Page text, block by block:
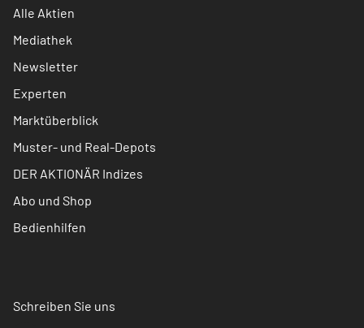
Alle Aktien
Mediathek
Newsletter
Experten
Marktüberblick
Muster- und Real-Depots
DER AKTIONÄR Indizes
Abo und Shop
Bedienhilfen
Schreiben Sie uns